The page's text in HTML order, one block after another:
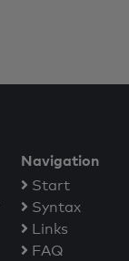
Navigation
Start
Syntax
Links
FAQ